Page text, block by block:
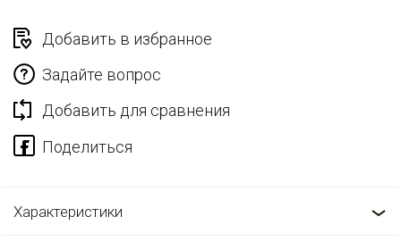
Добавить в избранное
Задайте вопрос
Добавить для сравнения
Характеристики